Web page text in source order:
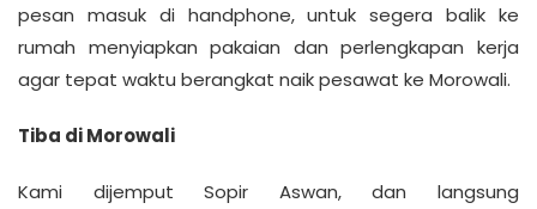
pesan masuk di handphone, untuk segera balik ke
rumah menyiapkan pakaian dan perlengkapan kerja
agar tepat waktu berangkat naik pesawat ke Morowali.
Tiba di Morowali
Kami dijemput Sopir Aswan, dan langsung